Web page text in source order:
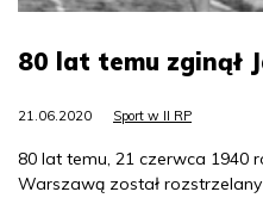
80 lat temu zginął
21.06.2020 Sport w II RP
80 lat temu, 21 czerwca 1940
Warszawą został